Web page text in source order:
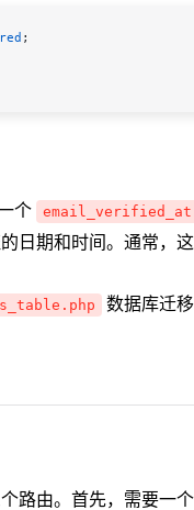
;
个 email_verified_at
日期和时间。通常，
数据库迁移
路由。首先，需要一